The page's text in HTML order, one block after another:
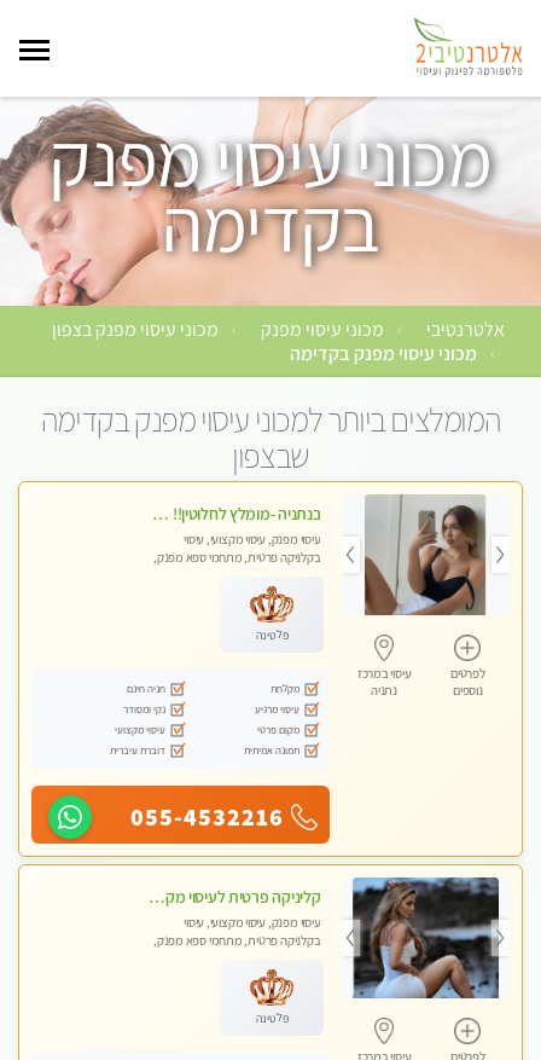
מכוני עיסוי מפנק
בקדימה
אלטרנטיבי › מכוני עיסוי מפנק › מכוני עיסוי מפנק בצפון
› מכוני עיסוי מפנק בקדימה
המומלצים ביותר למכוני עיסוי מפנק בקדימה
שבצפון
לפרטים
נוספים
עיסוי במרכז
נתניה
בנתניה -מומלץ לחלוטין!! כל סוגי העיסויים מעסה מקצועית ואיכותית פרטי!!!
עיסוי מפנק, עיסוי מקצועי, עיסוי
בקלניקה פרטית, מתחמי ספא מפנק,
פלטינה
מקלחת
חניה חינם
עיסוי מרגיע
נקי ומסודר
מקום פרטי
עיסוי מקצועי
תמונה אמיתית
דוברת עיברית
055-4532216
קליניקה פרטית לעיסוי מקצועי ואלטרנטיבי ברמה גבוהה VIP תתקשר ..... highly recommended..new in the city
עיסוי מפנק, עיסוי מקצועי, עיסוי
בקלניקה פרטית, מתחמי ספא מפנק,
פלטינה